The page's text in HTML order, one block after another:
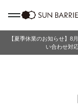
商品カテゴリ
【夏季休業のお知らせ】8
い合わせ対